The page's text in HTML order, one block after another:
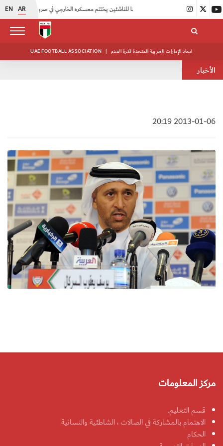
EN AR
UAE FOOTBALL ASSOCIATION | اتحاد الإمارات العربية المتحدة لكرة القدم
الأخبار
2013-01-06 20:19
مركز المعلومات
قسم التعليم.
الاهتمام بالمشاركة في الصالات ، الشاطئية والنسائية
الحكام